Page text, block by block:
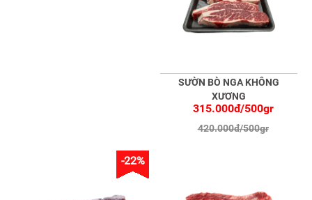
SƯỜN BÒ NGA KHÔNG
XƯƠNG
315.000đ/500gr
420.000đ/500gr
-22%